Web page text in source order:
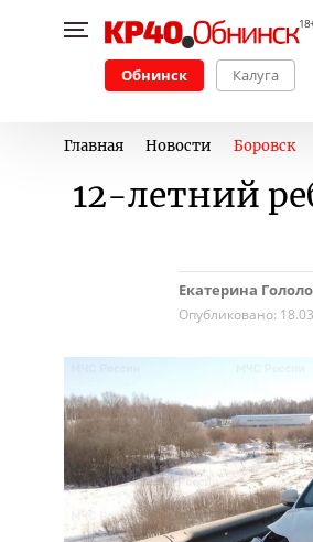
Обнинск Калуга
Главная Новости Боровск
12-летний
Екатерина
Опубликовано: